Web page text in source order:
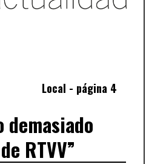
Local - página 4
demasiado
RTVV”